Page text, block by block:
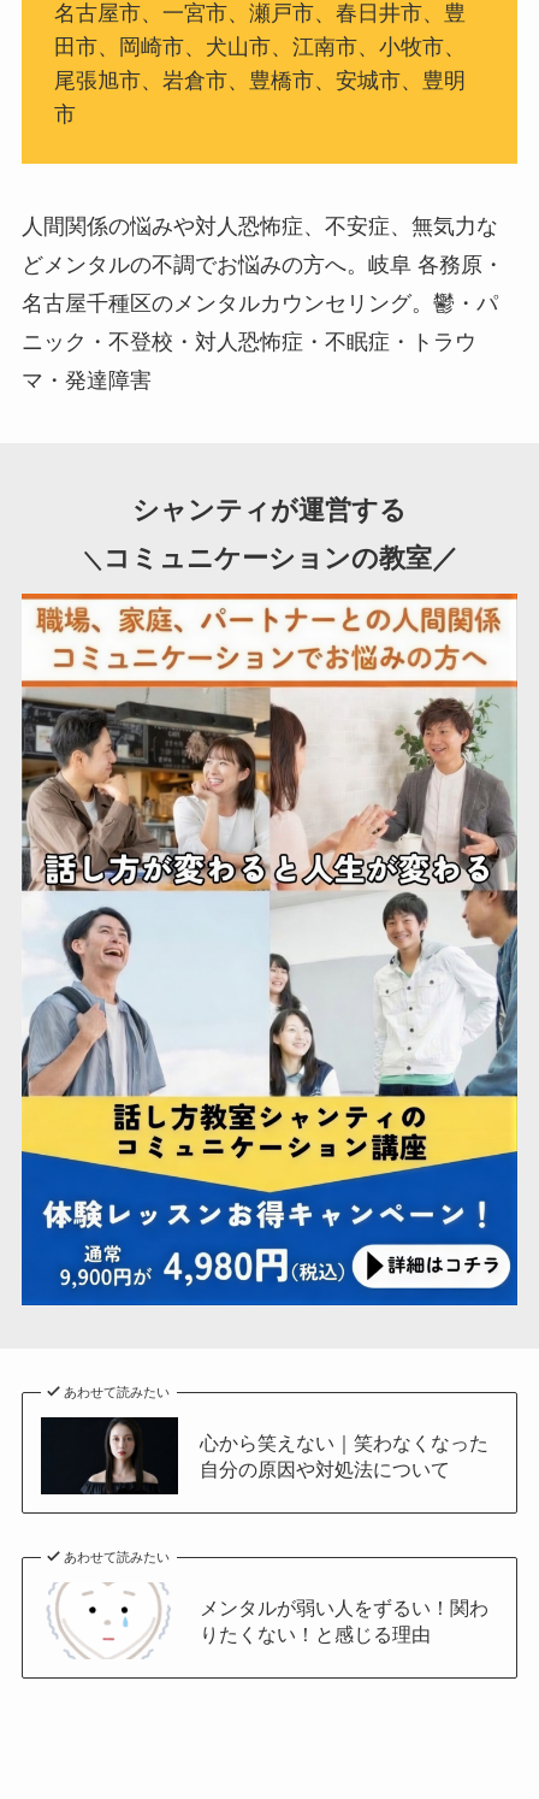
名古屋市、一宮市、瀬戸市、春日井市、豊
田市、岡崎市、犬山市、江南市、小牧市、
尾張旭市、岩倉市、豊橋市、安城市、豊明
市
人間関係の悩みや対人恐怖症、不安症、無気力な
どメンタルの不調でお悩みの方へ。岐阜 各務原・
名古屋千種区のメンタルカウンセリング。鬱・パ
ニック・不登校・対人恐怖症・不眠症・トラウ
マ・発達障害
シャンティが運営する
＼ コミュニケーションの教室／
あわせて読みたい
心から笑えない｜笑わなくなった
自分の原因や対処法について
あわせて読みたい
メンタルが弱い人をずるい！関わ
りたくない！と感じる理由